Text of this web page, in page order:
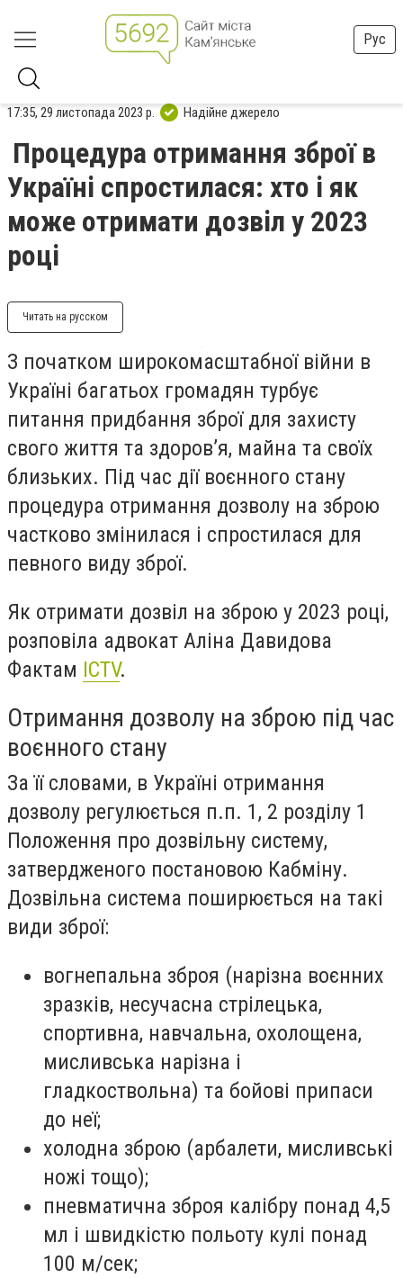
Рус
17:35, 29 листопада 2023 р. Надійне джерело
Процедура отримання зброї в
Україні спростилася: хто і як
може отримати дозвіл у 2023
році
Читать на русском
З початком широкомасштабної війни в
Україні багатьох громадян турбує
питання придбання зброї для захисту
свого життя та здоров’я, майна та своїх
близьких. Під час дії воєнного стану
процедура отримання дозволу на зброю
частково змінилася і спростилася для
певного виду зброї.
Як отримати дозвіл на зброю у 2023 році,
розповіла адвокат Аліна Давидова
Фактам ICTV.
Отримання дозволу на зброю під час
воєнного стану
За її словами, в Україні отримання
дозволу регулюється п.п. 1, 2 розділу 1
Положення про дозвільну систему,
затвердженого постановою Кабміну.
Дозвільна система поширюється на такі
види зброї:
вогнепальна зброя (нарізна воєнних
зразків, несучасна стрілецька,
спортивна, навчальна, охолощена,
мисливська нарізна і
гладкоствольна) та бойові припаси
до неї;
холодна зброю (арбалети, мисливські
ножі тощо);
пневматична зброя калібру понад 4,5
мл і швидкістю польоту кулі понад
100 м/сек;